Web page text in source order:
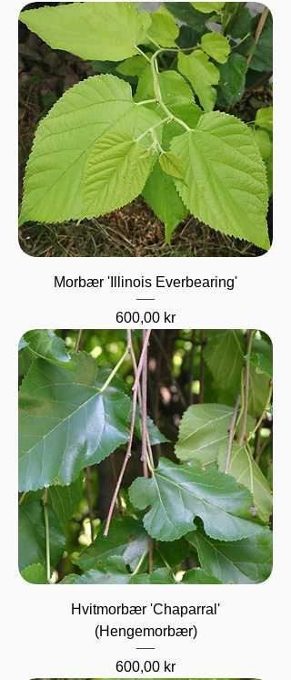
Morbær 'Illinois Everbearing'
Pris
600,00 kr
Hvitmorbær 'Chaparral'
(Hengemorbær)
Pris
600,00 kr